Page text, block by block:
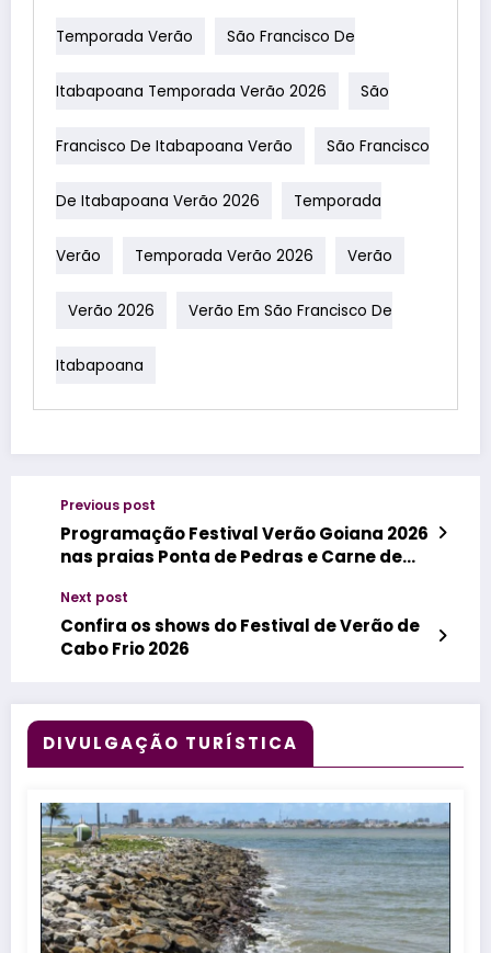
Temporada Verão São Francisco De
Itabapoana Temporada Verão 2026 São
Francisco De Itabapoana Verão São Francisco
De Itabapoana Verão 2026 Temporada
Verão Temporada Verão 2026 Verão
Verão 2026 Verão Em São Francisco De
Itabapoana
Previous post
Programação Festival Verão Goiana 2026
nas praias Ponta de Pedras e Carne de
Next post
Confira os shows do Festival de Verão de
Cabo Frio 2026
DIVULGAÇÃO TURÍSTICA